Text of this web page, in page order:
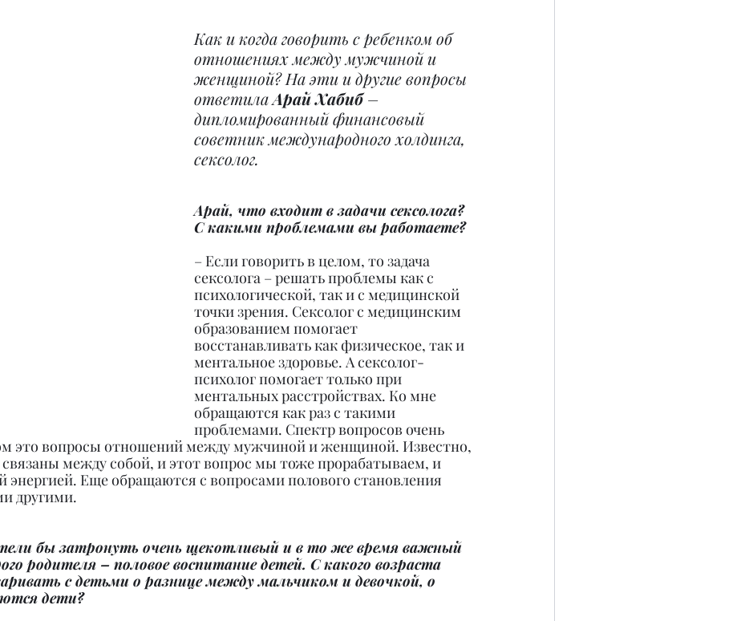
Как и когда говорить с ребенком об
отношениях между мужчиной и
женщиной? На эти и другие вопросы
ответила Арай Хабиб –
дипломированный финансовый
советник международного холдинга,
сексолог.
Арай, что входит в задачи сексолога?
С какими проблемами вы работаете?
– Если говорить в целом, то задача
сексолога – решать проблемы как с
психологической, так и с медицинской
точки зрения. Сексолог с медицинским
образованием помогает
восстанавливать как физическое, так и
ментальное здоровье. А сексолог-
психолог помогает только при
ментальных расстройствах. Ко мне
обращаются как раз с такими
проблемами. Спектр вопросов очень
это вопросы отношений между мужчиной и женщиной. Известно,
связаны между собой, и этот вопрос мы тоже прорабатываем, и
энергией. Еще обращаются с вопросами полового становления
другими.
бы затронуть очень щекотливый и в то же время важный
родителя – половое воспитание детей. С какого возраста
с детьми о разнице между мальчиком и девочкой, о
дети?